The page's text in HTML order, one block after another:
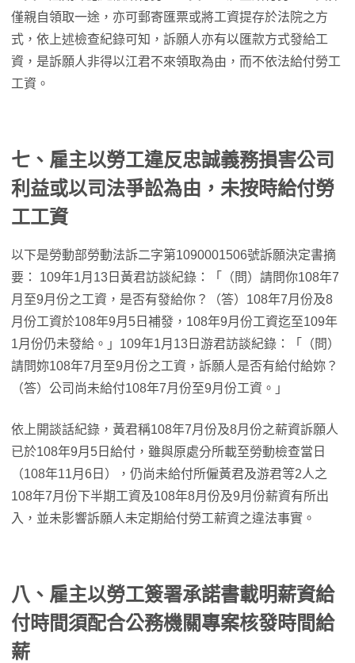
僅親自領取一途，亦可郵寄匯票或將工資提存於法院之方
式，依上述檢查紀錄可知，訴願人亦有以匯款方式發給工
資，是訴願人非得以江君不來領取為由，而不依法給付勞工
工資。
七、雇主以勞工違反忠誠義務損害公司
利益或以司法爭訟為由，未按時給付勞
工工資
以下是勞動部勞動法訴二字第1090001506號訴願決定書摘
要： 109年1月13日黃君訪談紀錄：「（問）請問你108年7
月至9月份之工資，是否有發給你？（答）108年7月份及8
月份工資於108年9月5日補發，108年9月份工資迄至109年
1月份仍未發給。」109年1月13日游君訪談紀錄：「（問）
請問妳108年7月至9月份之工資，訴願人是否有給付給妳？
（答）公司尚未給付108年7月份至9月份工資。」
依上開談話紀錄，黃君稱108年7月份及8月份之薪資訴願人
已於108年9月5日給付，雖與原處分所載至勞動檢查當日
（108年11月6日），仍尚未給付所僱黃君及游君等2人之
108年7月份下半期工資及108年8月份及9月份薪資有所出
入，並未影響訴願人未定期給付勞工薪資之違法事實。
八、雇主以勞工簽署承諾書載明薪資給
付時間須配合公務機關專案核發時間給
薪